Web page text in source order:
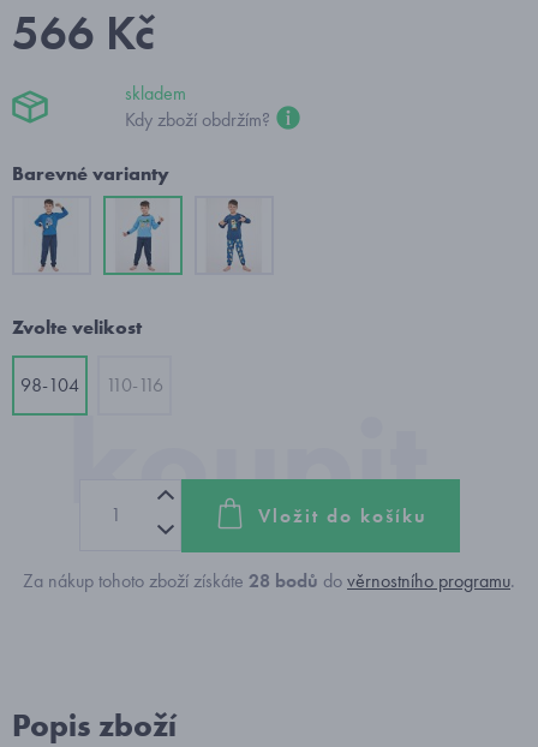
566 Kč
skladem
Kdy zboží obdržím?
Barevné varianty
Zvolte velikost
98-104 110-116
Vložit do košíku
Za nákup tohoto zboží získáte 28 bodů dověrnostního programu.
Popis zboží